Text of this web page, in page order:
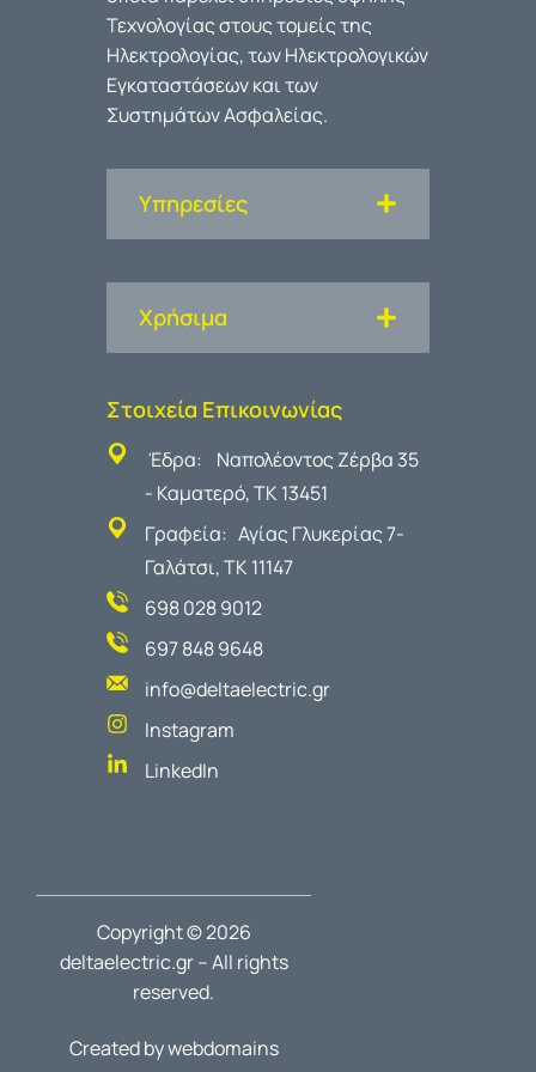
Τεχνολογίας στους τομείς της
Ηλεκτρολογίας, των Ηλεκτρολογικών
Εγκαταστάσεων και των
Συστημάτων Ασφαλείας.
Υπηρεσίες
Χρήσιμα
Στοιχεία Επικοινωνίας
Έδρα: Ναπολέοντος Ζέρβα 35
- Καματερό, ΤΚ 13451
Γραφεία: Αγίας Γλυκερίας 7-
Γαλάτσι, ΤΚ 11147
698 028 9012
697 848 9648
info@deltaelectric.gr
Instagram
LinkedIn
Copyright © 2026
deltaelectric.gr – All rights
reserved.
Created by webdomains